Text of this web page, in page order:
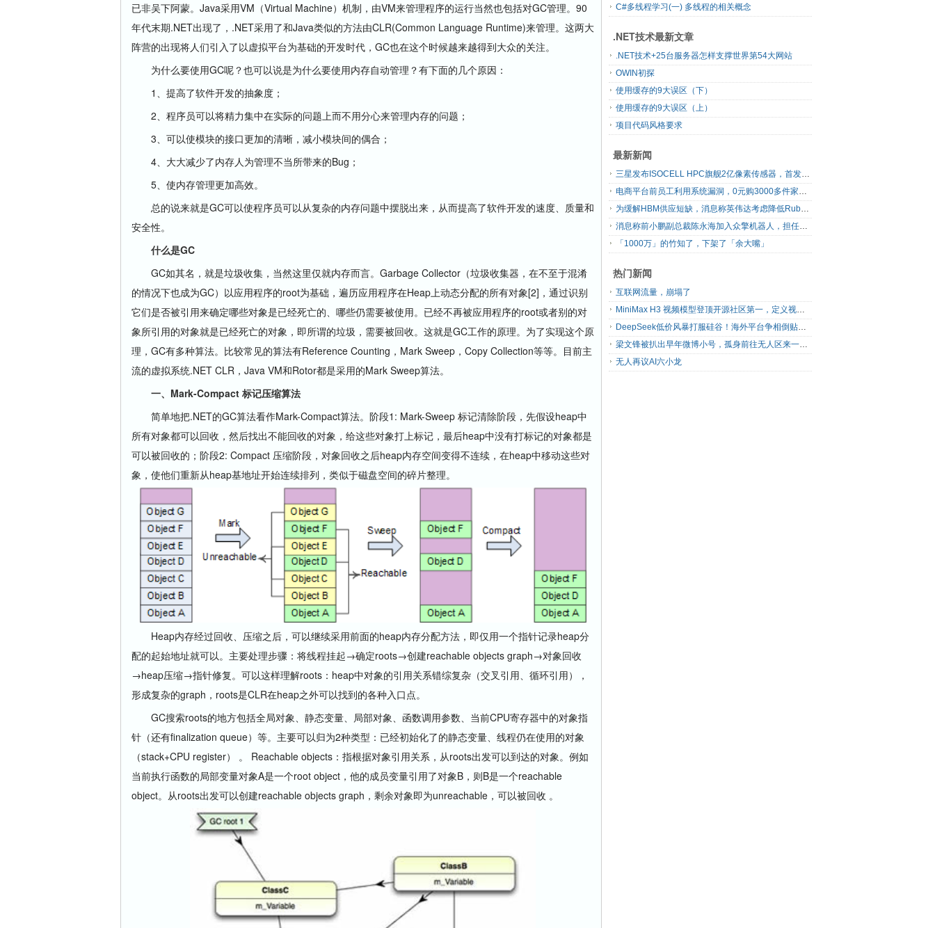
已非吴下阿蒙。Java采用VM（Virtual Machine）机制，由VM来管理程序的运行当然也包括对GC管理。90
年代末期.NET出现了，.NET采用了和Java类似的方法由CLR(Common Language Runtime)来管理。这两大
阵营的出现将人们引入了以虚拟平台为基础的开发时代，GC也在这个时候越来越得到大众的关注。
为什么要使用GC呢？也可以说是为什么要使用内存自动管理？有下面的几个原因：
1、提高了软件开发的抽象度；
2、程序员可以将精力集中在实际的问题上而不用分心来管理内存的问题；
3、可以使模块的接口更加的清晰，减小模块间的偶合；
4、大大减少了内存人为管理不当所带来的Bug；
5、使内存管理更加高效。
总的说来就是GC可以使程序员可以从复杂的内存问题中摆脱出来，从而提高了软件开发的速度、质量和
安全性。
什么是GC
GC如其名，就是垃圾收集，当然这里仅就内存而言。Garbage Collector（垃圾收集器，在不至于混淆
的情况下也成为GC）以应用程序的root为基础，遍历应用程序在Heap上动态分配的所有对象[2]，通过识别
它们是否被引用来确定哪些对象是已经死亡的、哪些仍需要被使用。已经不再被应用程序的root或者别的对
象所引用的对象就是已经死亡的对象，即所谓的垃圾，需要被回收。这就是GC工作的原理。为了实现这个原
理，GC有多种算法。比较常见的算法有Reference Counting，Mark Sweep，Copy Collection等等。目前主
流的虚拟系统.NET CLR，Java VM和Rotor都是采用的Mark Sweep算法。
一、Mark-Compact 标记压缩算法
简单地把.NET的GC算法看作Mark-Compact算法。阶段1: Mark-Sweep 标记清除阶段，先假设heap中
所有对象都可以回收，然后找出不能回收的对象，给这些对象打上标记，最后heap中没有打标记的对象都是
可以被回收的；阶段2: Compact 压缩阶段，对象回收之后heap内存空间变得不连续，在heap中移动这些对
象，使他们重新从heap基地址开始连续排列，类似于磁盘空间的碎片整理。
Heap内存经过回收、压缩之后，可以继续采用前面的heap内存分配方法，即仅用一个指针记录heap分
配的起始地址就可以。主要处理步骤：将线程挂起→确定roots→创建reachable objects graph→对象回收
→heap压缩→指针修复。可以这样理解roots：heap中对象的引用关系错综复杂（交叉引用、循环引用），
形成复杂的graph，roots是CLR在heap之外可以找到的各种入口点。
GC搜索roots的地方包括全局对象、静态变量、局部对象、函数调用参数、当前CPU寄存器中的对象指
针（还有finalization queue）等。主要可以归为2种类型：已经初始化了的静态变量、线程仍在使用的对象
（stack+CPU register） 。 Reachable objects：指根据对象引用关系，从roots出发可以到达的对象。例如
当前执行函数的局部变量对象A是一个root object，他的成员变量引用了对象B，则B是一个reachable
object。从roots出发可以创建reachable objects graph，剩余对象即为unreachable，可以被回收 。
C#多线程学习(一) 多线程的相关概念
.NET技术最新文章
.NET技术+25台服务器怎样支撑世界第54大网站
OWIN初探
使用缓存的9大误区（下）
使用缓存的9大误区（上）
项目代码风格要求
最新新闻
三星发布ISOCELL HPC旗舰2亿像素传感器，首发16-bit RAW输出
电商平台前员工利用系统漏洞，0元购3000多件家电！
为缓解HBM供应短缺，消息称英伟达考虑降低Rubin Ultra GPU配置
消息称前小鹏副总裁陈永海加入众擎机器人，担任运营总裁
「1000万」的竹知了，下架了「余大嘴」
热门新闻
互联网流量，崩塌了
MiniMax H3 视频模型登顶开源社区第一，定义视频模型领域“斩杀线”
DeepSeek低价风暴打服硅谷！海外平台争相倒贴V4 Flash
梁文锋被扒出早年微博小号，孤身前往无人区来一场相当 deep 的 seek 旅行
无人再议AI六小龙